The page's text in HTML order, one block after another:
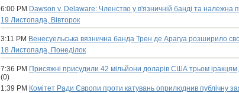
6:00 PM Dawson v. Delaware: Членство у в'язничній банді та належна
19 Листопада, Вівторок
3:11 PM Венесуельська вязнична банда Трен де Арагуа розширило
18 Листопада, Понеділок
7:36 PM Присяжні присудили 42 мільйони доларів США трьом
(0)
1:39 PM Комітет Ради Європи проти катувань оприлюднив публічну